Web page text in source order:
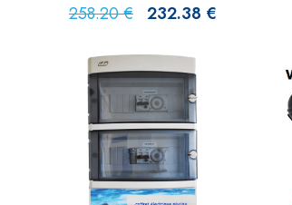
258.20 € 232.38 €